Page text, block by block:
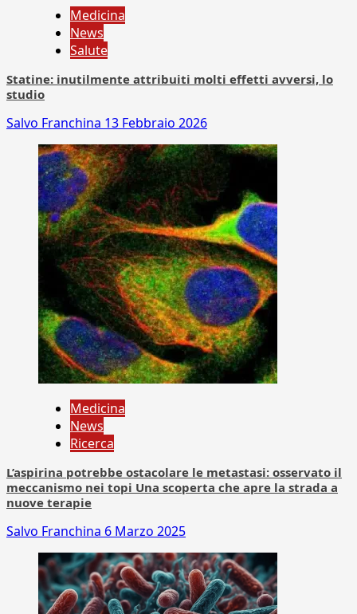
Medicina
News
Salute
Statine: inutilmente attribuiti molti effetti avversi, lo
studio
Salvo Franchina 13 Febbraio 2026
Medicina
News
Ricerca
L’aspirina potrebbe ostacolare le metastasi: osservato il
meccanismo nei topi Una scoperta che apre la strada a
nuove terapie
Salvo Franchina 6 Marzo 2025